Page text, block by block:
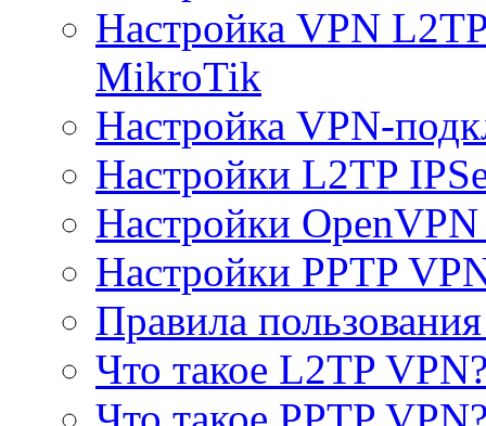
Настройка VPN
MikroTik
Настройка VPN-
Настройки L2TP
Настройки
Настройки PPTP
Правила
Что такое L2TP